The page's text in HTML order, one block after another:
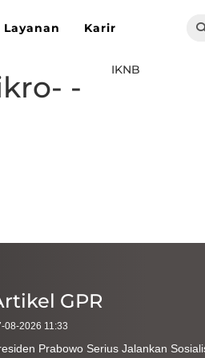
Layanan Karir
-
IKNB
GPR
08-2026 11:33
Prabowo Serius Jalankan